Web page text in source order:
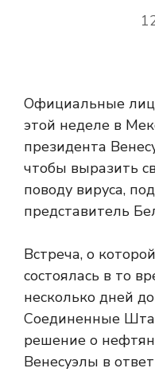
Официальные
этой неделе в
президента
чтобы выразить
поводу вируса,
представитель
Встреча, о
состоялась в то
несколько дней
Соединенные
решение о
Венесуэлы в